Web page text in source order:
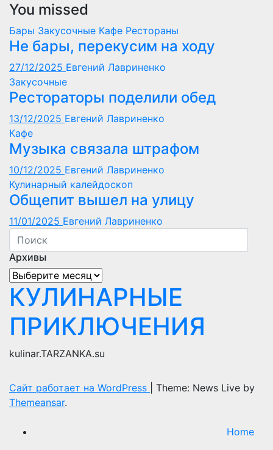
You missed
Бары Закусочные Кафе Рестораны
Не бары, перекусим на ходу
27/12/2025 Евгений Лавриненко
Закусочные
Рестораторы поделили обед
13/12/2025 Евгений Лавриненко
Кафе
Музыка связала штрафом
10/12/2025 Евгений Лавриненко
Кулинарный калейдоскоп
Общепит вышел на улицу
11/01/2025 Евгений Лавриненко
Архивы
Архивы
КУЛИНАРНЫЕ
ПРИКЛЮЧЕНИЯ
kulinar.TARZANKA.su
Сайт работает на WordPress
Theme: News Live by
Themeansar.
Home